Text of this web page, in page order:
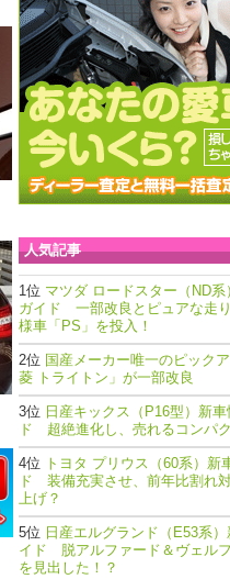
人気記事
マツダ ロードスター（ND系
ガイド 一部改良とピュアな走
様車「PS」を投入！
国産メーカー唯一のピック
菱 トライトン」が一部改良
日産キックス（P16型）新
ド 超絶進化し、売れるコンパ
トヨタ プリウス（60系）新
ド 装備充実させ、前年比割れ
上げ？
日産エルグランド（E53系
イド 脱アルファード＆ヴェル
を見出した！？